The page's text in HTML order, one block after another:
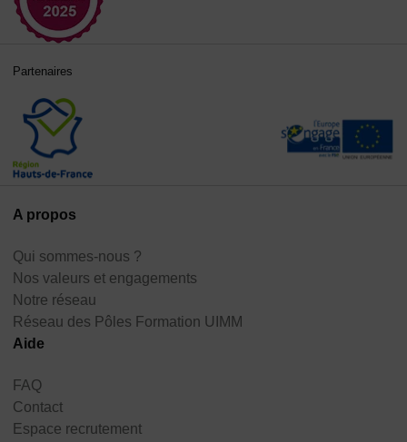
A propos
Qui sommes-nous ?
Nos valeurs et engagements
Notre réseau
Réseau des Pôles Formation UIMM
Aide
FAQ
Contact
Espace recrutement
Partenaires